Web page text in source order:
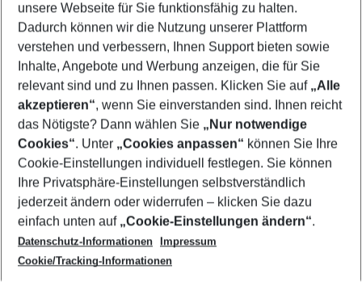
Mehr Filter anzeigen
Footer
Footer navigation
Über uns
AGB
Cookie-Einstellungen ändern
Cookie-Richtlinie
Datenschutz
Service & Hilfe
Barrierefreies Reisen
Check-in
Folgen Sie uns
unsere Webseite für Sie funktionsfähig zu halten.
Dadurch können wir die Nutzung unserer Plattform
verstehen und verbessern, Ihnen Support bieten sowie
Inhalte, Angebote und Werbung anzeigen, die für Sie
relevant sind und zu Ihnen passen. Klicken Sie auf „Alle
akzeptieren“, wenn Sie einverstanden sind. Ihnen reicht
das Nötigste? Dann wählen Sie „Nur notwendige
Cookies“. Unter „Cookies anpassen“ können Sie Ihre
Cookie-Einstellungen individuell festlegen. Sie können
Ihre Privatsphäre-Einstellungen selbstverständlich
jederzeit ändern oder widerrufen – klicken Sie dazu
einfach unten auf „Cookie-Einstellungen ändern“.
Datenschutz-Informationen
Impressum
Cookie/Tracking-Informationen